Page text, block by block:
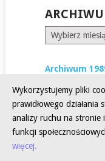
Archiwum
od
Archiwum
COPYRIGHT
Wykorzystujemy pliki
prawidłowego działania
analizy ruchu na stronie
funkcji
więcej.